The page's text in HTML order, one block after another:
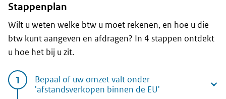
Stappenplan
Wilt u weten welke btw u moet rekenen, en hoe u die
btw kunt aangeven en afdragen? In 4 stappen ontdekt
u hoe het bij u zit.
Bepaal of uw omzet valt onder
'afstandsverkopen binnen de EU'